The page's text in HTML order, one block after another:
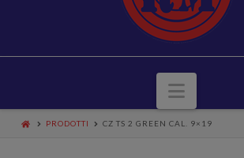
PRODOTTI CZ TS 2 GREEN CAL. 9×19